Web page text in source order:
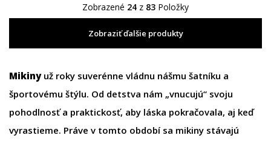
Zobrazené 24 z 83 Položky
Zobraziť ďalšie produkty
Mikinyuž roky suverénne vládnu nášmu šatníku a
športovému štýlu. Od detstva nám „vnucujú“ svoju
pohodlnosť a praktickosť, aby láska pokračovala, aj keď
vyrastieme. Práve v tomto období sa mikiny stávajú